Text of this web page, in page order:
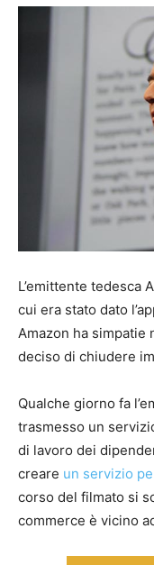
L’emittente tedesca
cui era stato dato
Amazon ha simpatie
deciso di chiudere
Qualche giorno fa
trasmesso un
di lavoro dei
creare un servizio
corso del filmato si
commerce è vicino